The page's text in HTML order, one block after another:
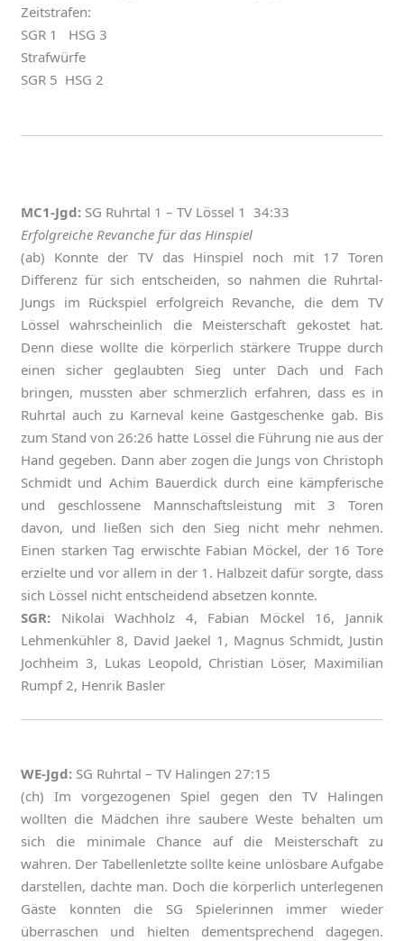
Zeitstrafen:
SGR 1 HSG 3
Strafwürfe
SGR 5 HSG 2
MC1-Jgd: SG Ruhrtal 1 – TV Lössel 1 34:33
Erfolgreiche Revanche für das Hinspiel
(ab) Konnte der TV das Hinspiel noch mit 17 Toren
Differenz für sich entscheiden, so nahmen die Ruhrtal-
Jungs im Rückspiel erfolgreich Revanche, die dem TV
Lössel wahrscheinlich die Meisterschaft gekostet hat.
Denn diese wollte die körperlich stärkere Truppe durch
einen sicher geglaubten Sieg unter Dach und Fach
bringen, mussten aber schmerzlich erfahren, dass es in
Ruhrtal auch zu Karneval keine Gastgeschenke gab. Bis
zum Stand von 26:26 hatte Lössel die Führung nie aus der
Hand gegeben. Dann aber zogen die Jungs von Christoph
Schmidt und Achim Bauerdick durch eine kämpferische
und geschlossene Mannschaftsleistung mit 3 Toren
davon, und ließen sich den Sieg nicht mehr nehmen.
Einen starken Tag erwischte Fabian Möckel, der 16 Tore
erzielte und vor allem in der 1. Halbzeit dafür sorgte, dass
sich Lössel nicht entscheidend absetzen konnte.
SGR: Nikolai Wachholz 4, Fabian Möckel 16, Jannik
Lehmenkühler 8, David Jaekel 1, Magnus Schmidt, Justin
Jochheim 3, Lukas Leopold, Christian Löser, Maximilian
Rumpf 2, Henrik Basler
WE-Jgd: SG Ruhrtal – TV Halingen 27:15
(ch) Im vorgezogenen Spiel gegen den TV Halingen
wollten die Mädchen ihre saubere Weste behalten um
sich die minimale Chance auf die Meisterschaft zu
wahren. Der Tabellenletzte sollte keine unlösbare Aufgabe
darstellen, dachte man. Doch die körperlich unterlegenen
Gäste konnten die SG Spielerinnen immer wieder
überraschen und hielten dementsprechend dagegen.